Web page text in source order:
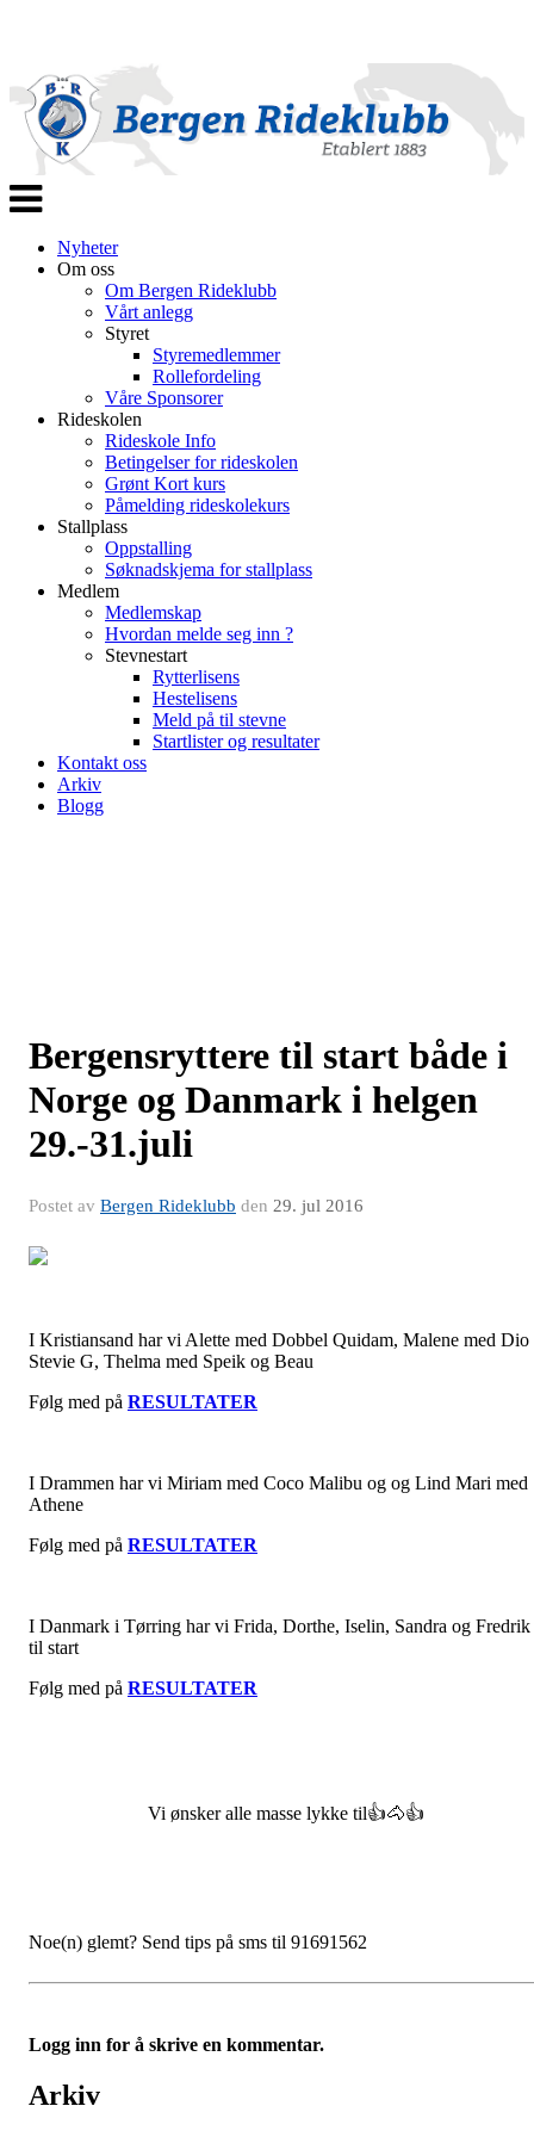
Veksle
navigasjon
Nyheter
Om oss
Om Bergen Rideklubb
Vårt anlegg
Styret
Styremedlemmer
Rollefordeling
Våre Sponsorer
Rideskolen
Rideskole Info
Betingelser for rideskolen
Grønt Kort kurs
Påmelding rideskolekurs
Stallplass
Oppstalling
Søknadskjema for stallplass
Medlem
Medlemskap
Hvordan melde seg inn ?
Stevnestart
Rytterlisens
Hestelisens
Meld på til stevne
Startlister og resultater
Kontakt oss
Arkiv
Blogg
Bergensryttere til start både i
Norge og Danmark i helgen
29.-31.juli
Postet av Bergen Rideklubb den 29. jul 2016
I Kristiansand har vi Alette med Dobbel Quidam, Malene med Dio
Stevie G, Thelma med Speik og Beau
Følg med på RESULTATER
I Drammen har vi Miriam med Coco Malibu og og Lind Mari med
Athene
Følg med på RESULTATER
I Danmark i Tørring har vi Frida, Dorthe, Iselin, Sandra og Fredrik
til start
Følg med på RESULTATER
Vi ønsker alle masse lykke til👍🐴👍
Noe(n) glemt? Send tips på sms til 91691562
Logg inn for å skrive en kommentar.
Arkiv